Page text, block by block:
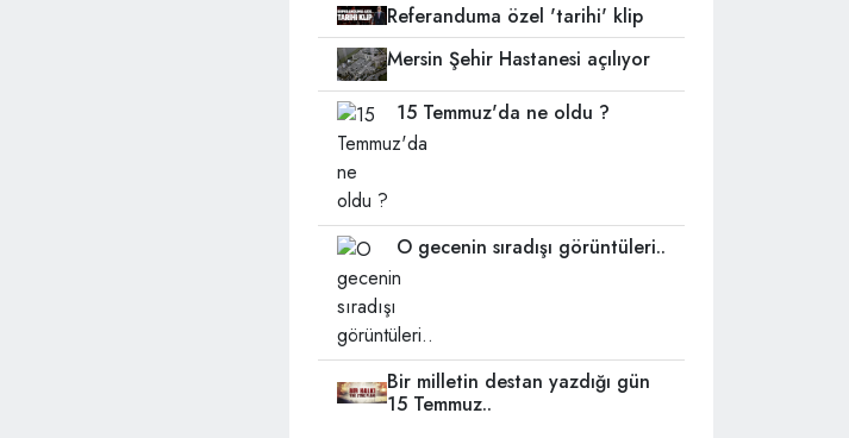
Referanduma özel 'tarihi' klip
Mersin Şehir Hastanesi açılıyor
15 Temmuz'da ne oldu ?
O gecenin sıradışı görüntüleri..
Bir milletin destan yazdığı gün
15 Temmuz..